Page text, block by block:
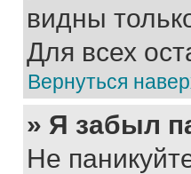
видны
Для всех
Вернуться
» Я забыл
Не